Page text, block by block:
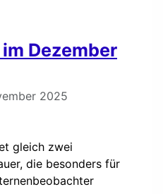
Dezember
2025
gleich zwei
die besonders für